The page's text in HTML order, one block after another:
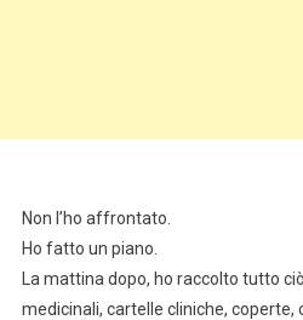
Non l’ho affrontato.
Ho fatto un piano.
La mattina dopo, ho raccolto tutto
medicinali, cartelle cliniche, coperte,